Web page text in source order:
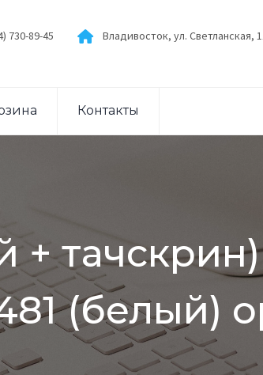
730-89-45 Владивосток, ул. Светланская,
Контакты
+
(белый)